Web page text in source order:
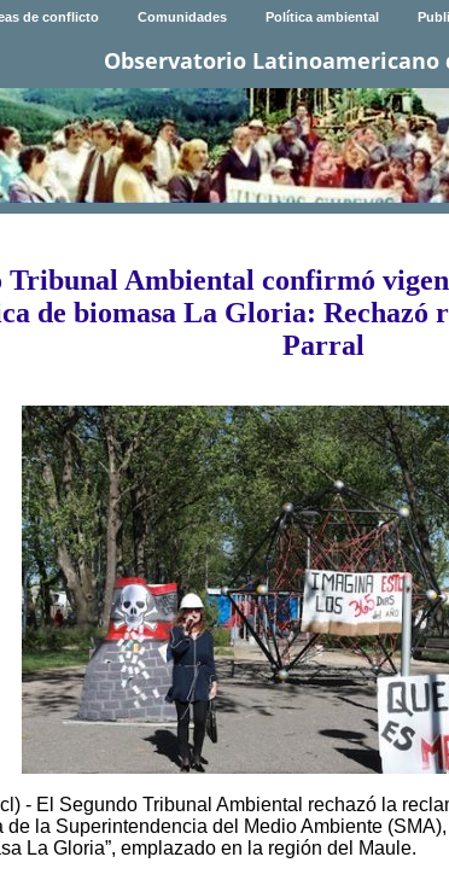
de conflicto Comunidades Política ambiental
Observatorio Latinoamericano
Tribunal Ambiental confirmó
de biomasa La Gloria: Rechazó
Parral
- El Segundo Tribunal Ambiental rechazó la
de la Superintendencia del Medio Ambiente
La Gloria”, emplazado en la región del Maule.